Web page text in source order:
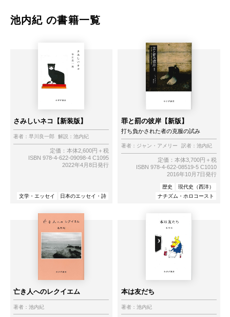
池内紀 の書籍一覧
さみしいネコ【新装版】
著者： 早川良一郎 解説： 池内紀
定価：本体2,600円＋税
ISBN 978-4-622-09098-4 C1095
2022年4月8日発行
文学・エッセイ 日本のエッセイ・詩
罪と罰の彼岸【新版】
打ち負かされた者の克服の試み
著者： ジャン・アメリー 訳者： 池内紀
定価：本体3,700円＋税
ISBN 978-4-622-08519-5 C1010
2016年10月7日発行
歴史
現代史（西洋）
ナチズム・ホロコースト
亡き人へのレクイエム
著者： 池内紀
本は友だち
著者： 池内紀